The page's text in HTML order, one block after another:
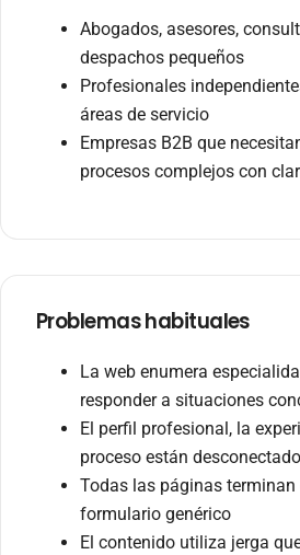
Abogados, asesores,
despachos pequeños
Profesionales
áreas de servicio
Empresas B2B que
procesos complejos con
Problemas habituales
La web enumera
responder a situaciones
El perfil profesional, la
proceso están
Todas las páginas terminan
formulario genérico
El contenido utiliza jerga